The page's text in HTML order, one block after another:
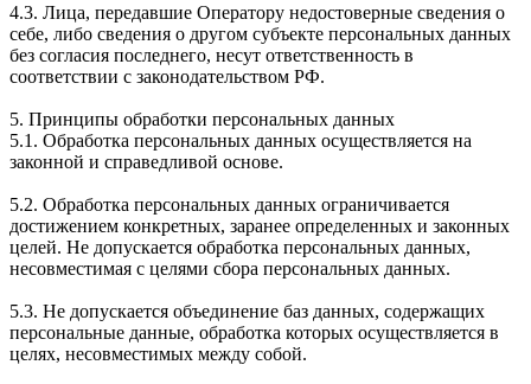
4.3. Лица, передавшие Оператору недостоверные сведения о
себе, либо сведения о другом субъекте персональных данных
без согласия последнего, несут ответственность в
соответствии с законодательством РФ.
5. Принципы обработки персональных данных
5.1. Обработка персональных данных осуществляется на
законной и справедливой основе.
5.2. Обработка персональных данных ограничивается
достижением конкретных, заранее определенных и законных
целей. Не допускается обработка персональных данных,
несовместимая с целями сбора персональных данных.
5.3. Не допускается объединение баз данных, содержащих
персональные данные, обработка которых осуществляется в
целях, несовместимых между собой.